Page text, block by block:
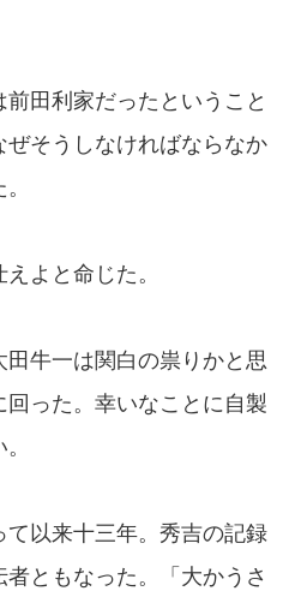
田利家だったということ
そうしなければならなか
よと命じた。
牛一は関白の祟りかと思
った。幸いなことに自製
以来十三年。秀吉の記録
ともなった。「大かうさ